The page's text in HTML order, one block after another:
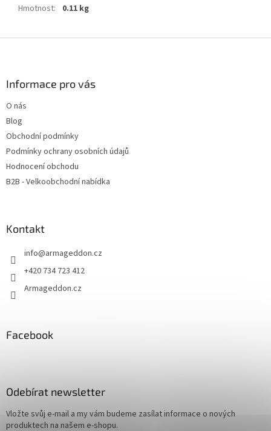
Hmotnost: 0.11 kg
Informace pro vás
O nás
Blog
Obchodní podmínky
Podmínky ochrany osobních údajů
Hodnocení obchodu
B2B - Velkoobchodní nabídka
Kontakt
info@armageddon.cz
+420 734 723 412
Armageddon.cz
Facebook
Odebírat newsletter
Vložte svůj e-mail a my vám budeme zasílat informace o nových
produktech na našem e-shopu.